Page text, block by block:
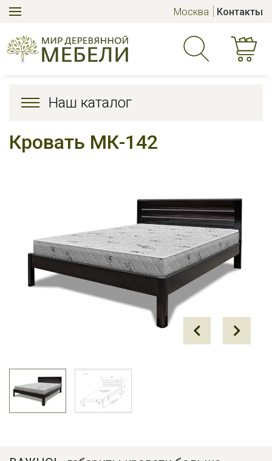
Москва Контакты
Наш каталог
Кровать МК-142